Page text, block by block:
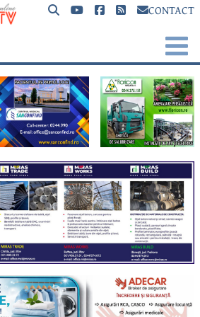
CONTACT